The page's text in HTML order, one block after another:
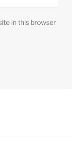
in this browser